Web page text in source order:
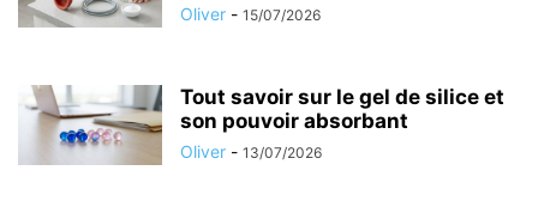
Oliver - 15/07/2026
Tout savoir sur le gel de silice et
son pouvoir absorbant
Oliver - 13/07/2026